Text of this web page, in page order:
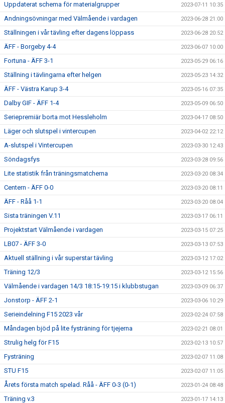
Uppdaterat schema för materialgrupper 2023-07-11 10:35
Andningsövningar med Välmående i vardagen 2023-06-28 21:00
Ställningen i vår tävling efter dagens löppass 2023-06-28 20:52
ÄFF - Borgeby 4-4 2023-06-07 10:00
Fortuna - ÄFF 3-1 2023-05-29 06:16
Ställning i tävlingarna efter helgen 2023-05-23 14:32
ÄFF - Västra Karup 3-4 2023-05-16 07:35
Dalby GIF - ÄFF 1-4 2023-05-09 06:50
Seriepremiär borta mot Hessleholm 2023-04-17 08:50
Läger och slutspel i vintercupen 2023-04-02 22:12
A-slutspel i Vintercupen 2023-03-30 12:43
Söndagsfys 2023-03-28 09:56
Lite statistik från träningsmatcherna 2023-03-20 08:34
Centern - ÄFF 0-0 2023-03-20 08:11
ÄFF - Råå 1-1 2023-03-20 08:04
Sista träningen V.11 2023-03-17 06:11
Projektstart Välmående i vardagen 2023-03-15 07:25
LB07 - ÄFF 3-0 2023-03-13 07:53
Aktuell ställning i vår superstar tävling 2023-03-12 17:02
Träning 12/3 2023-03-12 15:56
Välmående i vardagen 14/3 18:15-19:15 i klubbstugan 2023-03-09 06:37
Jonstorp - ÄFF 2-1 2023-03-06 10:29
Serieindelning F15 2023 vår 2023-02-24 07:58
Måndagen bjöd på lite fysträning för tjejerna 2023-02-21 08:01
Strulig helg för F15 2023-02-13 10:57
Fysträning 2023-02-07 11:08
STU F15 2023-02-07 11:05
Årets första match spelad. Råå - ÄFF 0-3 (0-1) 2023-01-24 08:48
Träning v.3 2023-01-17 14:13